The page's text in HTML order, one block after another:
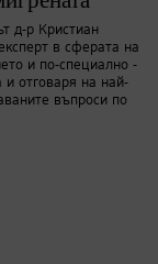
д-р Кристиан
в сферата на
и по-специално -
и отговаря на най-
въпроси по